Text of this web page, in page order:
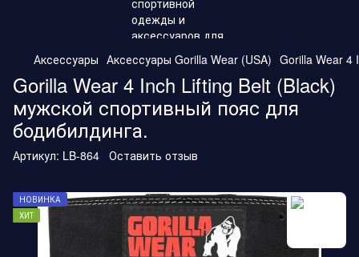
Аксессуары Аксессуары Gorilla Wear (USA) Gorilla Wear 4
Gorilla Wear 4 Inch Lifting Belt (Black)
мужской спортивный пояс для
бодибилдинга.
Артикул: LB-864 Оставить отзыв
НОВИНКА
ХИТ